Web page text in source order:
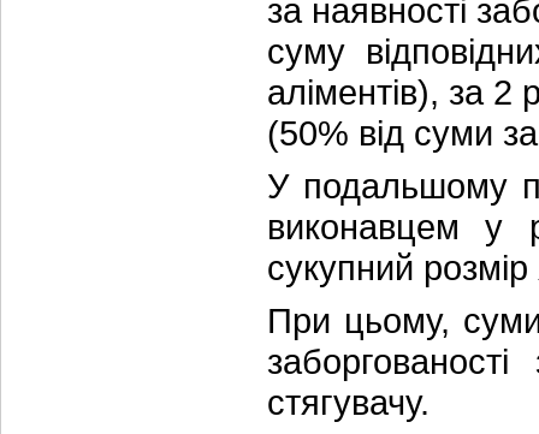
за наявності
суму
аліментів), за 2
(50% від суми
У подальшому
виконавцем у
сукупний
При цьому,
стягувачу.